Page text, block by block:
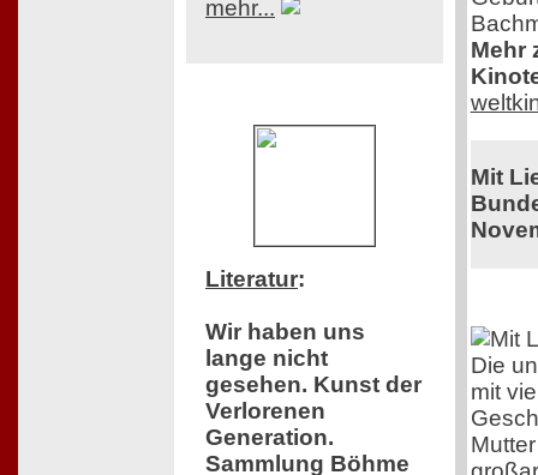
mehr...
Literatur:
Wir haben uns
lange nicht
gesehen. Kunst der
Verlorenen
Generation.
Sammlung Böhme
Mehr
Mit
Die
mit